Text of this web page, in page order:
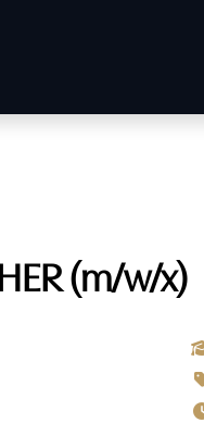
(m/w/x)